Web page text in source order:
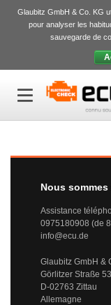
Glaubitz GmbH & Co. KG
pour analyser les
sauvegarde de
Nous
Assistance
0975180908 (de
info@ecu.de
Glaubitz GmbH &
Görlitzer Straße 53
D-02763 Zittau
Allemagne